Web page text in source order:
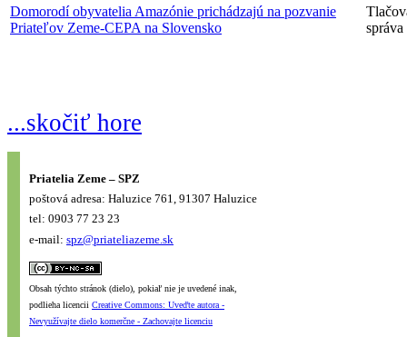
Domorodí obyvatelia Amazónie prichádzajú na pozvanie
Priateľov Zeme-CEPA na Slovensko
správa
...skočiť hore
Priatelia Zeme – SPZ
poštová adresa: Haluzice 761, 91307 Haluzice
tel: 0903 77 23 23
e-mail: spz@priateliazeme.sk
Obsah týchto stránok (dielo), pokiaľ nie je uvedené inak,
podlieha licencii Creative Commons: Uveďte autora -
Nevyužívajte dielo komerčne - Zachovajte licenciu